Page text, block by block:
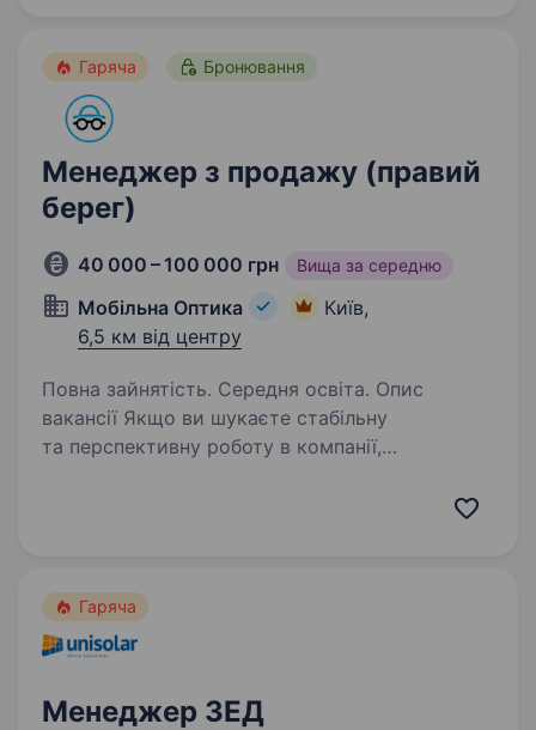
Гаряча Бронювання
Менеджер з продажу (правий
берег)
40 000 – 100 000 грн Вища за середню
Мобільна Оптика
Київ,
6,5 км від центру
Повна зайнятість. Середня освіта. Опис
вакансії Якщо ви шукаєте стабільну
та перспективну роботу в компанії,
запрошуємо до команди «Мобільна оптика»!
Гаряча
Менеджер ЗЕД